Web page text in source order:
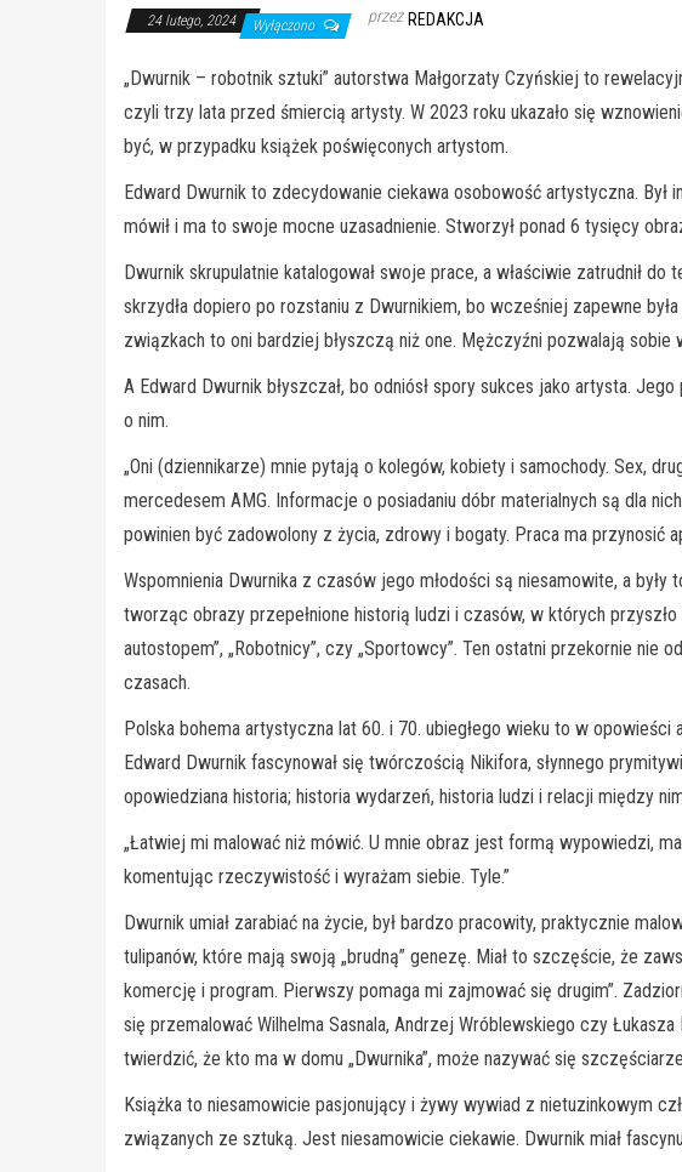
24 lutego, 2024 Wyłączono przez REDAKCJA
„Dwurnik – robotnik sztuki” autorstwa Małgorzaty Czyńskiej to
czyli trzy lata przed śmiercią artysty. W 2023 roku ukazało się
być, w przypadku książek poświęconych artystom.
Edward Dwurnik to zdecydowanie ciekawa osobowość artystyczna.
mówił i ma to swoje mocne uzasadnienie. Stworzył ponad 6 tysięcy
Dwurnik skrupulatnie katalogował swoje prace, a właściwie zatrudnił
skrzydła dopiero po rozstaniu z Dwurnikiem, bo wcześniej zapewne
związkach to oni bardziej błyszczą niż one. Mężczyźni pozwalają
A Edward Dwurnik błyszczał, bo odniósł spory sukces jako artysta.
o nim.
„Oni (dziennikarze) mnie pytają o kolegów, kobiety i samochody. Sex,
mercedesem AMG. Informacje o posiadaniu dóbr materialnych są dla
powinien być zadowolony z życia, zdrowy i bogaty. Praca ma
Wspomnienia Dwurnika z czasów jego młodości są niesamowite, a
tworząc obrazy przepełnione historią ludzi i czasów, w których
autostopem”, „Robotnicy”, czy „Sportowcy”. Ten ostatni przekornie
czasach.
Polska bohema artystyczna lat 60. i 70. ubiegłego wieku to w
Edward Dwurnik fascynował się twórczością Nikifora, słynnego
opowiedziana historia; historia wydarzeń, historia ludzi i relacji między
„Łatwiej mi malować niż mówić. U mnie obraz jest formą wypowiedzi,
komentując rzeczywistość i wyrażam siebie. Tyle.”
Dwurnik umiał zarabiać na życie, był bardzo pracowity, praktycznie
tulipanów, które mają swoją „brudną” genezę. Miał to szczęście, że
komercję i program. Pierwszy pomaga mi zajmować się drugim”.
się przemalować Wilhelma Sasnala, Andrzej Wróblewskiego czy
twierdzić, że kto ma w domu „Dwurnika”, może nazywać się
Książka to niesamowicie pasjonujący i żywy wywiad z nietuzinkowym
związanych ze sztuką. Jest niesamowicie ciekawie. Dwurnik miał